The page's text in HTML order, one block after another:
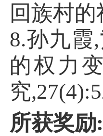
回族村
8.孙九霞,
的权力
究
所获奖励: